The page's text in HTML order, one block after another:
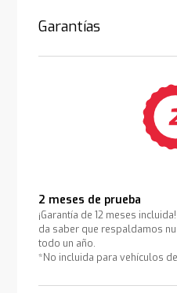
Garantías
2 meses de prueba
¡Garantía de 12 meses
da saber que respaldamos
todo un año.
*No incluida para vehículos